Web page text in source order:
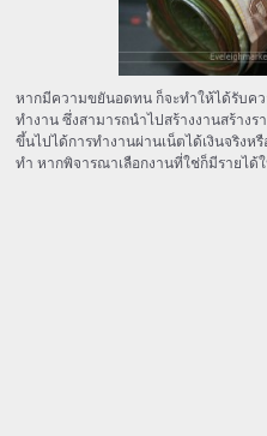
หากมีความขยันอดทน ก็จะทำให้ได้รับค
ทำงาน ซึ่งสามารถนำไปสร้างงานสร้าง
ขึ้นไปได้การทำงานผ่านเน็ตได้เงินจริงห
ทำ หากพิจารณาเลือกงานที่ใช่ก็มีรายได้